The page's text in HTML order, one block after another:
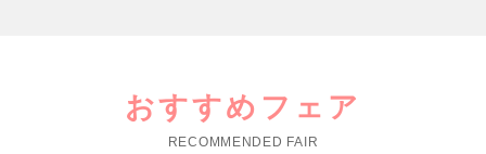
おすすめフェア
RECOMMENDED FAIR